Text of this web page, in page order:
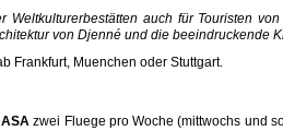
auch für Touristen
von Djenné und die beeindruckende
Frankfurt, Muenchen oder Stuttgart.
zwei Fluege pro Woche (mittwochs und